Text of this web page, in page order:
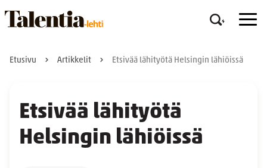
Etusivu Artikkelit Etsivää lähityötä Helsingin lähiöissä
Etsivää lähityötä
Helsingin lähiöissä